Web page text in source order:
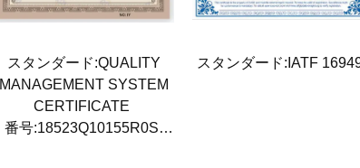
スタンダード:QUALITY
MANAGEMENT SYSTEM
CERTIFICATE
番号:18523Q10155R0S
スタンダード:IATF